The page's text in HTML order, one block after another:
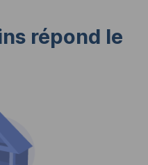
répond le